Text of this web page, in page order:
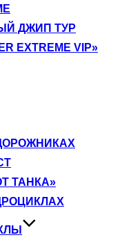
ДЖИП ТУР
EXTREME VIP»
ТАНКА»